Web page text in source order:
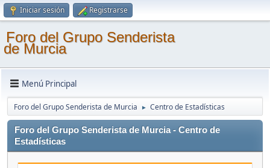
Iniciar sesión Registrarse
Foro del Grupo Senderista
de Murcia
Menú Principal
Foro del Grupo Senderista de Murcia ► Centro de Estadísticas
Foro del Grupo Senderista de Murcia - Centro de
Estadísticas